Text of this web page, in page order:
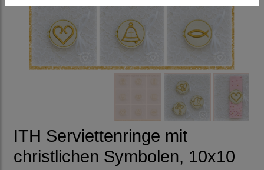
ITH Serviettenringe mit
christlichen Symbolen, 10x10